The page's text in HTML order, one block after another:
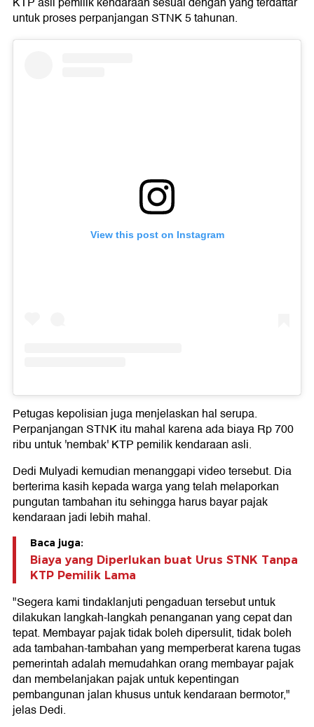
untuk proses perpanjangan STNK 5 tahunan.
View this post on Instagram
Petugas kepolisian juga menjelaskan hal serupa.
Perpanjangan STNK itu mahal karena ada biaya Rp 700
ribu untuk 'nembak' KTP pemilik kendaraan asli.
Dedi Mulyadi kemudian menanggapi video tersebut. Dia
berterima kasih kepada warga yang telah melaporkan
pungutan tambahan itu sehingga harus bayar pajak
kendaraan jadi lebih mahal.
Baca juga:
Biaya yang Diperlukan buat Urus STNK Tanpa
KTP Pemilik Lama
"Segera kami tindaklanjuti pengaduan tersebut untuk
dilakukan langkah-langkah penanganan yang cepat dan
tepat. Membayar pajak tidak boleh dipersulit, tidak boleh
ada tambahan-tambahan yang memperberat karena tugas
pemerintah adalah memudahkan orang membayar pajak
dan membelanjakan pajak untuk kepentingan
pembangunan jalan khusus untuk kendaraan bermotor,"
jelas Dedi.